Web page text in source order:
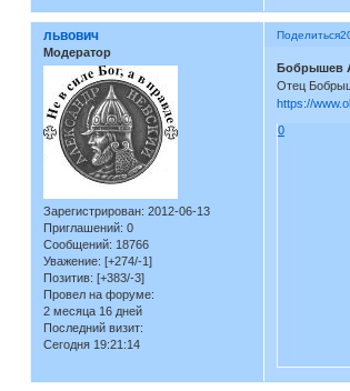
Поделиться
львович
Модератор
Зарегистрирован: 2012-06-13
Приглашений: 0
Сообщений: 18766
Уважение: [+274/-1]
Позитив: [+383/-3]
Провел на форуме:
2 месяца 16 дней
Последний визит:
Сегодня 19:21:14
Бобрышев
Отец
https://
0